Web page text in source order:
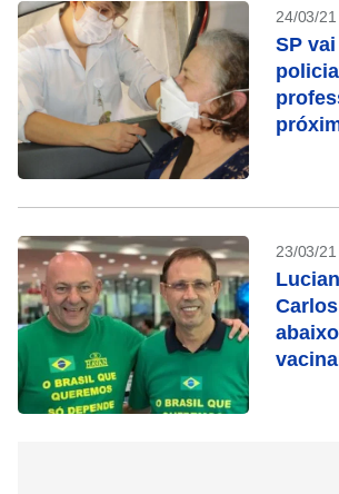
24/03/
SP
23/03/